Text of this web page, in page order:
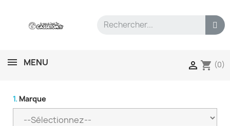
MENU  shopping_cart (0)
1. Marque